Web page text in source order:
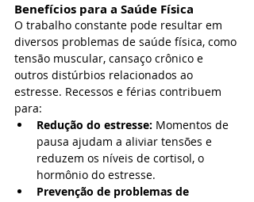
Benefícios para a Saúde Física
O trabalho constante pode resultar em
diversos problemas de saúde física, como
tensão muscular, cansaço crônico e
outros distúrbios relacionados ao
estresse. Recessos e férias contribuem
para:
Redução do estresse: Momentos de
pausa ajudam a aliviar tensões e
reduzem os níveis de cortisol, o
hormônio do estresse.
Prevenção de problemas de